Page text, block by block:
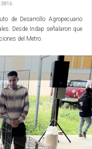
de Desarrollo Agropecuario
Desde Indap señalaron que
del Metro.